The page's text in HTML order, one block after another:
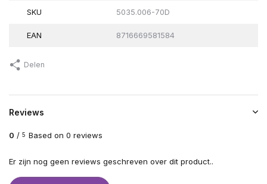
SKU 5035.006-70D
EAN 8716669581584
Delen
Reviews
0 / 5 Based on 0 reviews
Er zijn nog geen reviews geschreven over dit product..